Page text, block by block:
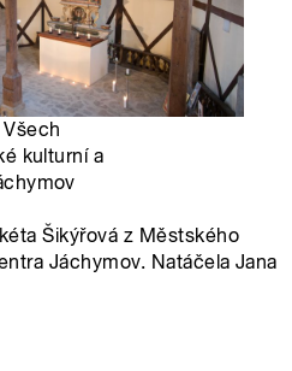
kulturní a
Šikýřová z Městského
Jáchymov. Natáčela Jana